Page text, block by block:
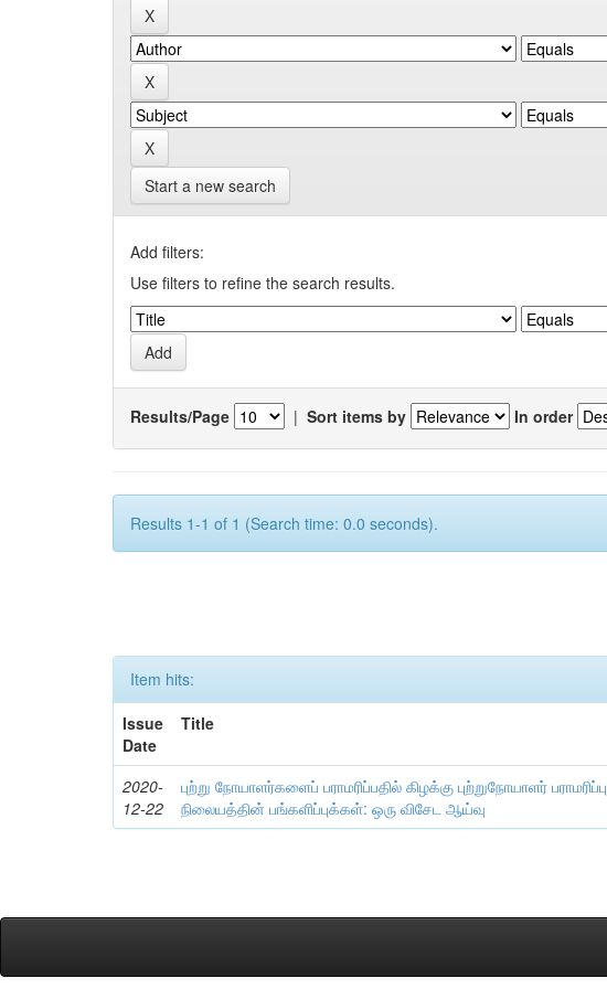
Start a new search
Add filters:
Use filters to refine the search results.
Results/Page | Sort items by In order
Results 1-1 of 1 (Search time: 0.0 seconds).
Item hits:
Issue
Date
Title
2020-
12-22
புற்று நோயாளர்களைப் பராமரிப்பதில் கிழக்கு புற்றுநோயாளர் பராமரிப்பு
நிலையத்தின் பங்களிப்புக்கள்: ஒரு விசேட ஆய்வு